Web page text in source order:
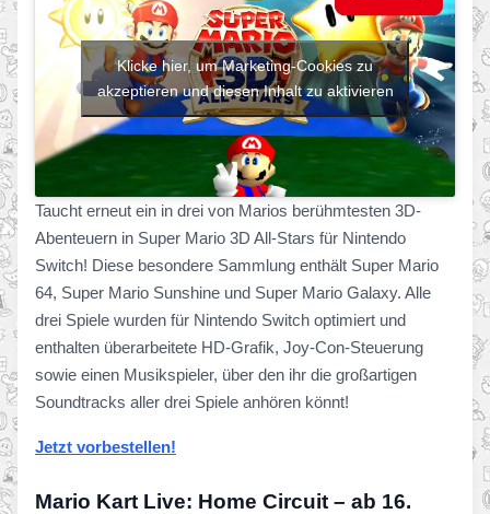
Klicke hier, um Marketing-Cookies zu
akzeptieren und diesen Inhalt zu aktivieren
Taucht erneut ein in drei von Marios berühmtesten 3D-
Abenteuern in Super Mario 3D All-Stars für Nintendo
Switch! Diese besondere Sammlung enthält Super Mario
64, Super Mario Sunshine und Super Mario Galaxy. Alle
drei Spiele wurden für Nintendo Switch optimiert und
enthalten überarbeitete HD-Grafik, Joy-Con-Steuerung
sowie einen Musikspieler, über den ihr die großartigen
Soundtracks aller drei Spiele anhören könnt!
Jetzt vorbestellen!
Mario Kart Live: Home Circuit – ab 16.